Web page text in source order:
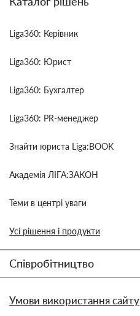
Liga360: Керівник
Liga360: Юрист
Liga360: Бухгалтер
Liga360: PR-менеджер
Знайти юриста Liga:BOOK
Академія ЛІГА:ЗАКОН
Теми в центрі уваги
Усі рішення і продукти
Співробітництво
Умови використання сайту